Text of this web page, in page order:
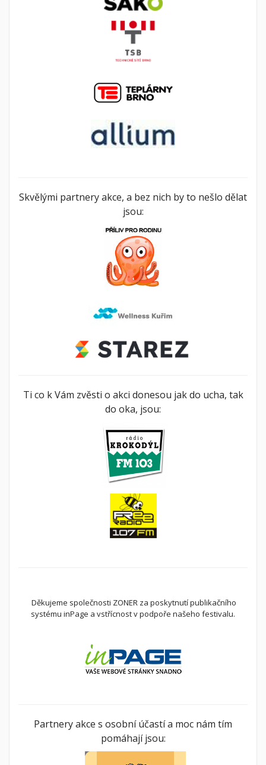
Skvělými partnery akce, a bez nich by to nešlo dělat
jsou:
Ti co k Vám zvěsti o akci donesou jak do ucha, tak
do oka, jsou:
Děkujeme společnosti ZONER za poskytnutí publikačního
systému inPage a vstřícnost v podpoře našeho festivalu.
Partnery akce s osobní účastí a moc nám tím
pomáhají jsou: